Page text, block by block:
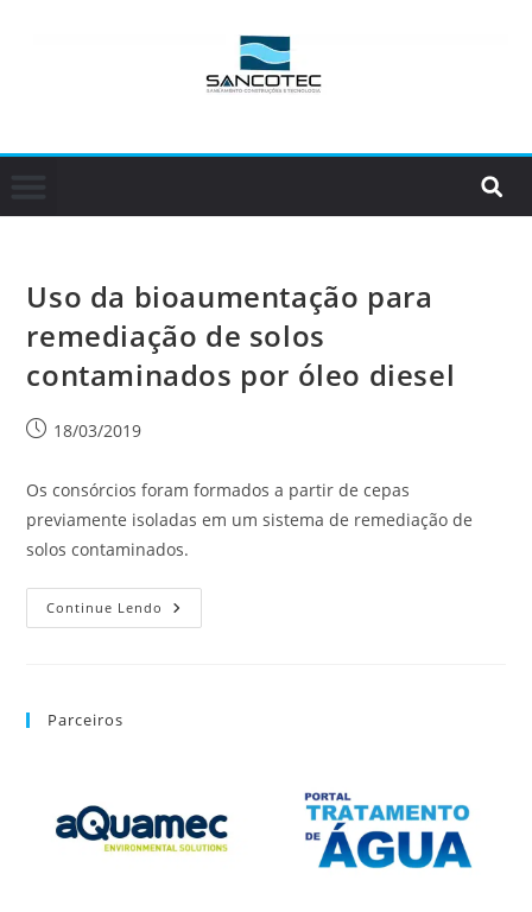
Uso da bioaumentação para
remediação de solos
contaminados por óleo diesel
18/03/2019
Os consórcios foram formados a partir de cepas
previamente isoladas em um sistema de remediação de
solos contaminados.
Continue Lendo
Parceiros